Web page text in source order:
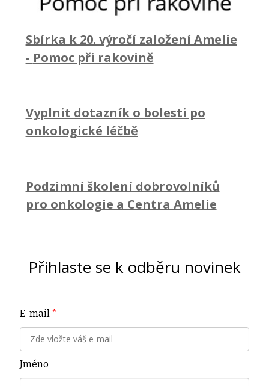
Sbírka k 20. výročí založení Amelie
- Pomoc při rakovině
Vyplnit dotazník o bolesti po
onkologické léčbě
Podzimní školení dobrovolníků
pro onkologie a Centra Amelie
Přihlaste se k odběru novinek
E-mail *
Jméno